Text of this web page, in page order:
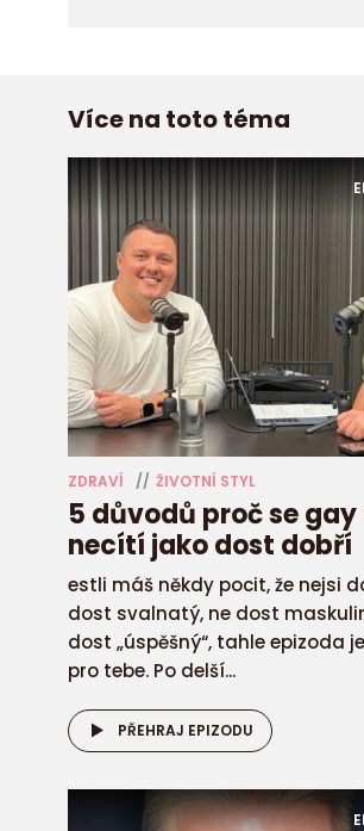
Více na toto téma
ZDRAVÍ ŽIVOTNÍ STYL
5 důvodů proč se gay
necítí jako dost dobří
estli máš někdy pocit, že nejsi
dost svalnatý, ne dost
dost „úspěšný“, tahle epizoda
pro tebe. Po delší...
PŘEHRAJ EPIZODU